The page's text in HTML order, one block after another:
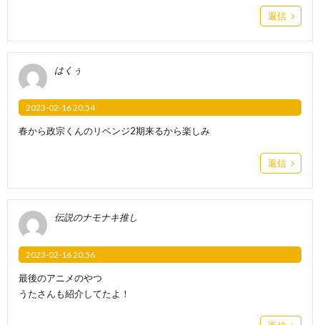
返信
はくぅ
2023-02-16 20:54
春から政宗くんのリベンジ2期来るから楽しみ
返信
伝説のナモナキ推し
2023-02-16 20:56
最後のアニメのやつ
うたさんも紹介してたよ！